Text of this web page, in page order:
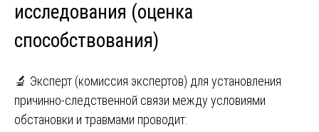
исследования (оценка
способствования)
🔬 Эксперт (комиссия экспертов) для установления
причинно-следственной связи между условиями
обстановки и травмами проводит: